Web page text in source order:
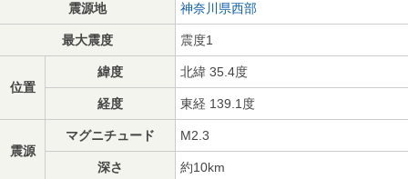
震源地 神奈川県西部
最大震度 震度1
位置
緯度 北緯 35.4度
経度 東経 139.1度
震源
マグニチュード M2.3
深さ 約10km